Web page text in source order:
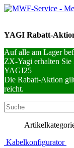
YAGI Rabatt-
Auf alle am Lager
ZX-Yagi erhalten Sie
YAGI25
Die Rabatt-Aktion
reicht.
Kabelkonfigurator